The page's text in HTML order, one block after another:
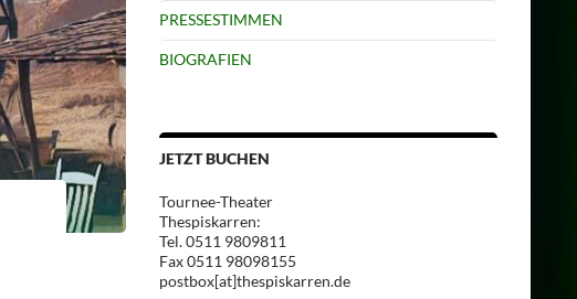
PRESSESTIMMEN
BIOGRAFIEN
JETZT BUCHEN
Tournee-Theater
Thespiskarren:
Tel. 0511 9809811
Fax 0511 98098155
postbox[at]thespiskarren.de